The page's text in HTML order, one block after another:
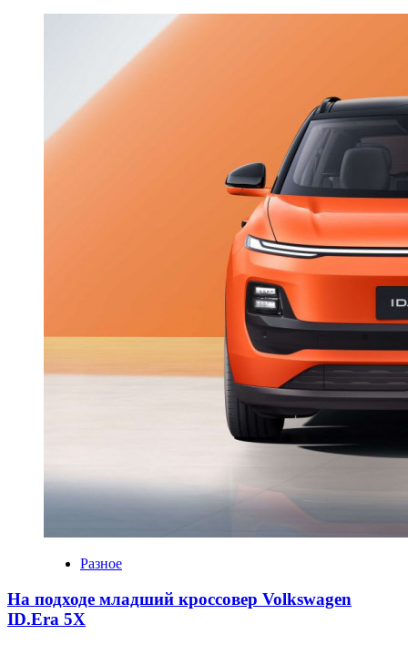
Разное
На подходе младший кроссовер Volkswagen
ID.Era 5X